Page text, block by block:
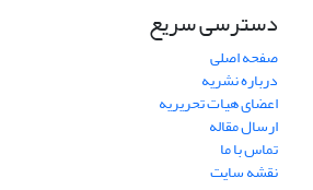
دسترسی سریع
صفحه اصلی
درباره نشریه
اعضای هیات تحریریه
ارسال مقاله
تماس با ما
نقشه سایت